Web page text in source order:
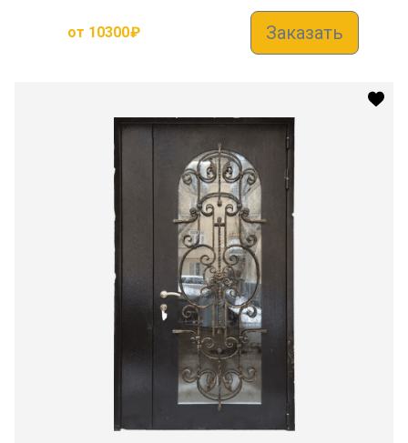
от 10300₽ Заказать